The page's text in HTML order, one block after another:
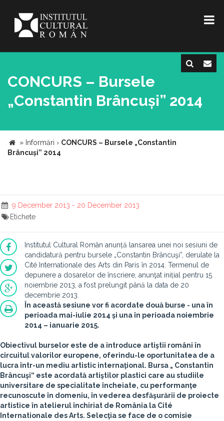
CONCURS – Bursele
„Constantin Brâncuși” 2014
» Informări › CONCURS – Bursele „Constantin
Brâncuși” 2014
9 December 2013 - 20 December 2013
Etichete
Institutul Cultural Român anunță lansarea unei noi sesiuni de
candidatură pentru bursele „Constantin Brâncuşi”, derulate la
Cité Internationale des Arts din Paris în 2014. Termenul de
depunere a dosarelor de înscriere, anunţat inițial pentru 15
noiembrie 2013, a fost prelungit până la data de 20
decembrie 2013.
În această sesiune vor fi acordate două burse - una în
perioada mai-iulie 2014 şi una în perioada noiembrie
2014 – ianuarie 2015.
Obiectivul burselor este de a introduce artiştii români în
circuitul valorilor europene, oferindu-le oportunitatea de a
lucra într-un mediu artistic internaţional. Bursa „ Constantin
Brâncuşi“ este acordată artiştilor plastici care au studiile
universitare de specialitate încheiate, cu performanţe
recunoscute în domeniu, în vederea desfăşurării de proiecte
artistice în atelierul închiriat de România la Cité
Internationale des Arts. Selecţia se face de o comisie